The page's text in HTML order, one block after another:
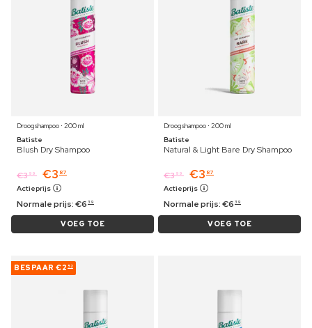
Droogshampoo ⋅ 200 ml
Batiste
Blush Dry Shampoo
€3 99 €3 87
Actieprijs
Normale prijs:€6 39
VOEG TOE
Droogshampoo ⋅ 200 ml
Batiste
Natural & Light Bare Dry Shampoo
€3 99 €3 87
Actieprijs
Normale prijs:€6 39
VOEG TOE
BESPAAR €2 52